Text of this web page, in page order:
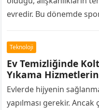
evredir. Bu dönemde
Teknoloji
Ev Temizliğinde
Yıkama
Evlerde hijyenin
yapılması gerekir.